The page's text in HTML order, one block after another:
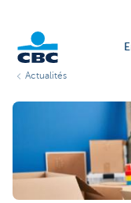
Actualités